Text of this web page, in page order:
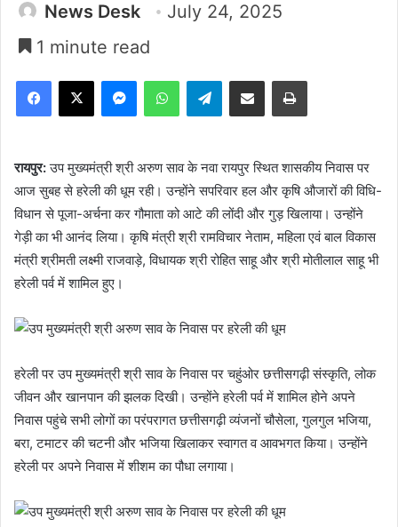
News Desk
July 24, 2025
1 minute read
Facebook
X MessengerWhatsAppTelegramShare via Email Print
रायपुर:उप मुख्यमंत्री श्री अरुण साव के नवा रायपुर स्थित शासकीय निवास पर
आज सुबह से हरेली की धूम रही। उन्होंने सपरिवार हल और कृषि औजारों की विधि-
विधान से पूजा-अर्चना कर गौमाता को आटे की लोंदी और गुड़ खिलाया। उन्होंने
गेड़ी का भी आनंद लिया। कृषि मंत्री श्री रामविचार नेताम, महिला एवं बाल विकास
मंत्री श्रीमती लक्ष्मी राजवाड़े, विधायक श्री रोहित साहू और श्री मोतीलाल साहू भी
हरेली पर्व में शामिल हुए।
हरेली पर उप मुख्यमंत्री श्री साव के निवास पर चहुंओर छत्तीसगढ़ी संस्कृति, लोक
जीवन और खानपान की झलक दिखी। उन्होंने हरेली पर्व में शामिल होने अपने
निवास पहुंचे सभी लोगों का परंपरागत छत्तीसगढ़ी व्यंजनों चौसेला, गुलगुल भजिया,
बरा, टमाटर की चटनी और भजिया खिलाकर स्वागत व आवभगत किया। उन्होंने
हरेली पर अपने निवास में शीशम का पौधा लगाया।